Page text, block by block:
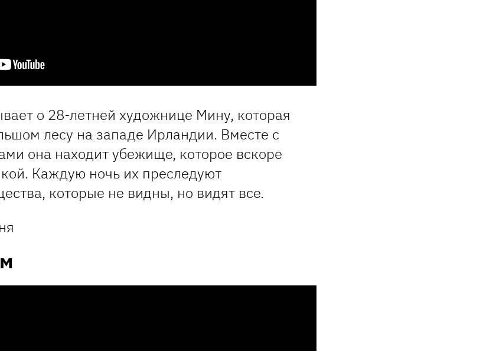
о 28-летней художнице Мину, которая
лесу на западе Ирландии. Вместе с
она находит убежище, которое вскоре
Каждую ночь их преследуют
которые не видны, но видят все.